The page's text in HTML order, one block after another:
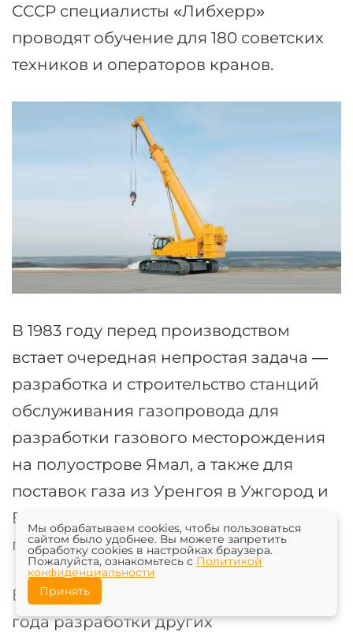
СССР специалисты «Либхерр»
проводят обучение для 180 советских
техников и операторов кранов.
В 1983 году перед производством
встает очередная непростая задача —
разработка и строительство станций
обслуживания газопровода для
разработки газового месторождения
на полуострове Ямал, а также для
поставок газа из Уренгоя в Ужгород и
Вайдхаус на немецко-чехословацкой
границе.
Вследствии запланированной до 1985
года разработки других
Мы обрабатываем cookies, чтобы пользоваться
сайтом было удобнее. Вы можете запретить
обработку cookies в настройках браузера.
Пожалуйста, ознакомьтесь с Политикой
конфиденциальности
Принять